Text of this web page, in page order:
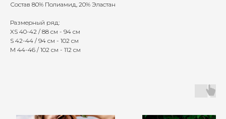
Состав 80% Полиамид, 20% Эластан
Размерный ряд:
XS 40-42 / 88 см - 94 см
S 42-44 / 94 см - 102 см
M 44-46 / 102 см - 112 см